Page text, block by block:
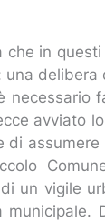
in
necessario
avviato
di
un vigile